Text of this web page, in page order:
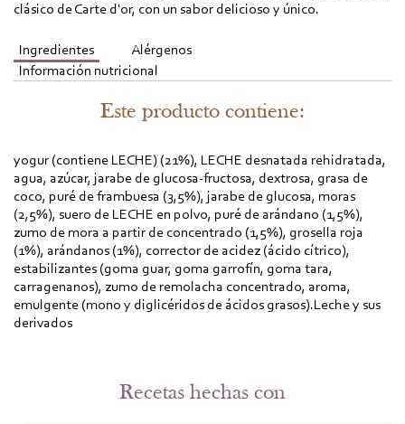
clásico de Carte d'or, con un sabor delicioso y único.
Ingredientes
Alérgenos
Información nutricional
Este producto contiene:
yogur (contiene LECHE) (21%), LECHE desnatada rehidratada,
agua, azúcar, jarabe de glucosa-fructosa, dextrosa, grasa de
coco, puré de frambuesa (3,5%), jarabe de glucosa, moras
(2,5%), suero de LECHE en polvo, puré de arándano (1,5%),
zumo de mora a partir de concentrado (1,5%), grosella roja
(1%), arándanos (1%), corrector de acidez (ácido cítrico),
estabilizantes (goma guar, goma garrofín, goma tara,
carragenanos), zumo de remolacha concentrado, aroma,
emulgente (mono y diglicéridos de ácidos grasos).Leche y sus
derivados
Recetas hechas con